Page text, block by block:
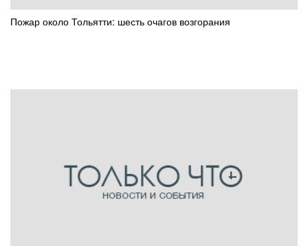
Пожар около Тольятти: шесть очагов возгорания